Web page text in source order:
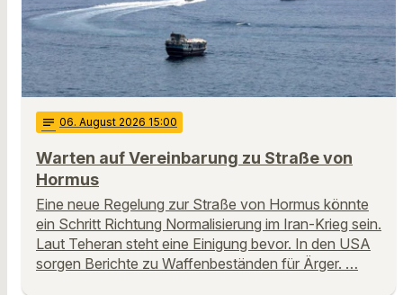
notes 06. August 2026 15:00
Warten auf Vereinbarung zu Straße von
Hormus
Eine neue Regelung zur Straße von Hormus könnte
ein Schritt Richtung Normalisierung im Iran-Krieg sein.
Laut Teheran steht eine Einigung bevor. In den USA
sorgen Berichte zu Waffenbeständen für Ärger. …